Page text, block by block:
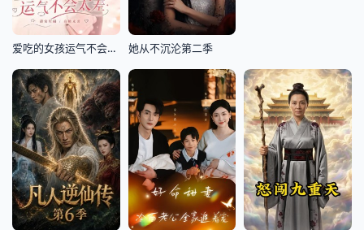
爱吃的女孩运气不会太差 她从不沉沦第二季